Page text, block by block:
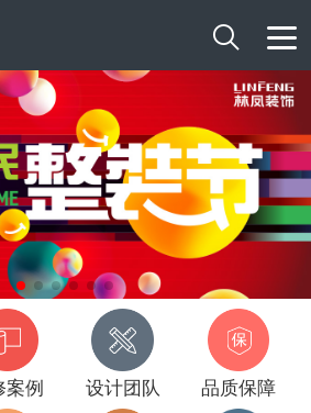

案例 设计团队 品质保障